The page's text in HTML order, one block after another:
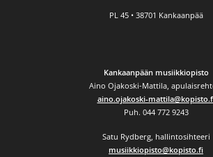
PL 45 • 38701 Kankaanpää
Kankaanpään musiikkiopisto
Aino Ojakoski-Mattila,
aino.ojakoski-
Puh. 044 772 9243
Satu Rydberg, hallintosihteeri
musiikkiopisto@kopisto.fi